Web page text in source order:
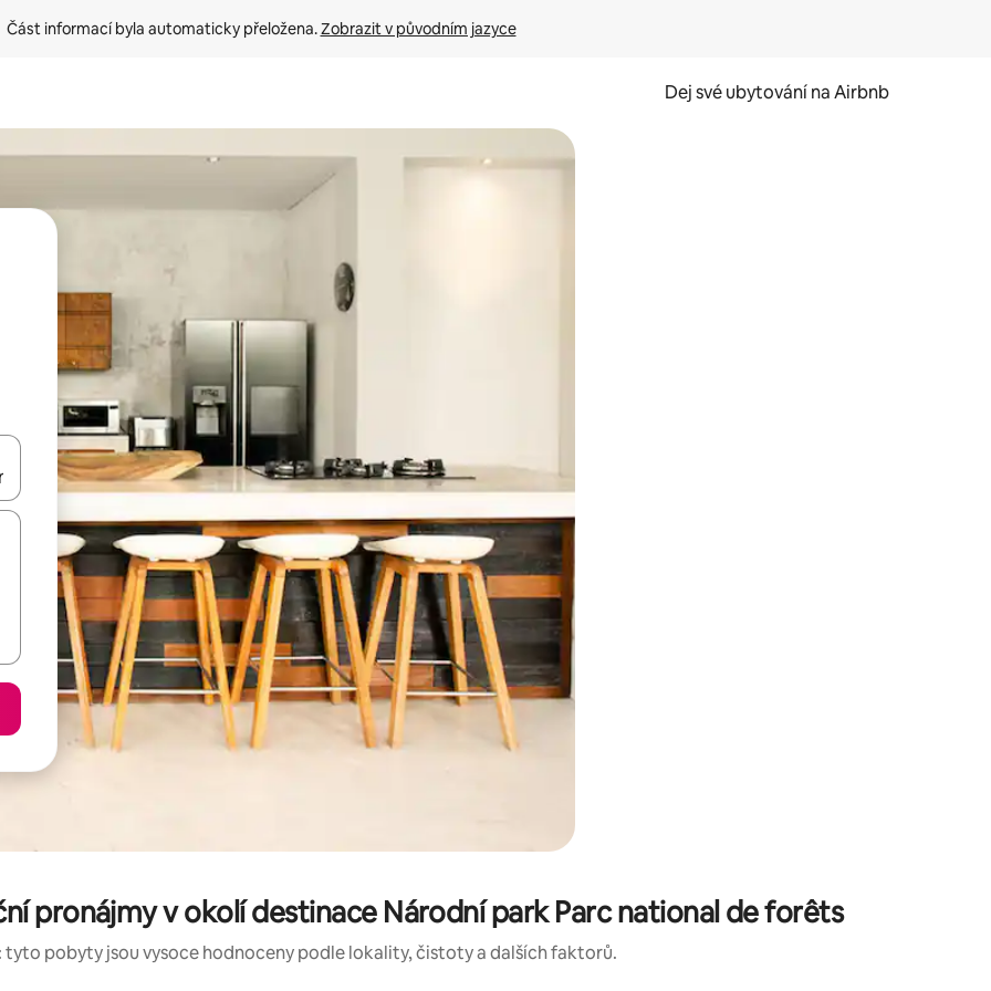
Část informací byla automaticky přeložena. Zobrazit v původním jazyce
Dej své ubytování na Airbnb
pomocí šipek nahoru a dolů, dotykem nebo přejetím prstem.
pronájmy v okolí destinace Národní park Parc national de forêts
tyto pobyty jsou vysoce hodnoceny podle lokality, čistoty a dalších faktorů.